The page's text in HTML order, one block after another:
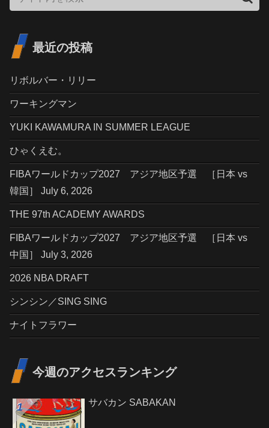
最近の投稿
リボルバー・リリー
ワーキングマン
YUKI KAWAMURA IN SUMMER LEAGUE
ひゃくえむ。
FIBAワールドカップ2027 アジア地区予選 ［日本 vs
韓国］ July 6, 2026
THE 97th ACADEMY AWARDS
FIBAワールドカップ2027 アジア地区予選 ［日本 vs
中国］ July 3, 2026
2026 NBA DRAFT
シンシン／SING SING
ナイトフラワー
今週のアクセスランキング
サバカン SABAKAN